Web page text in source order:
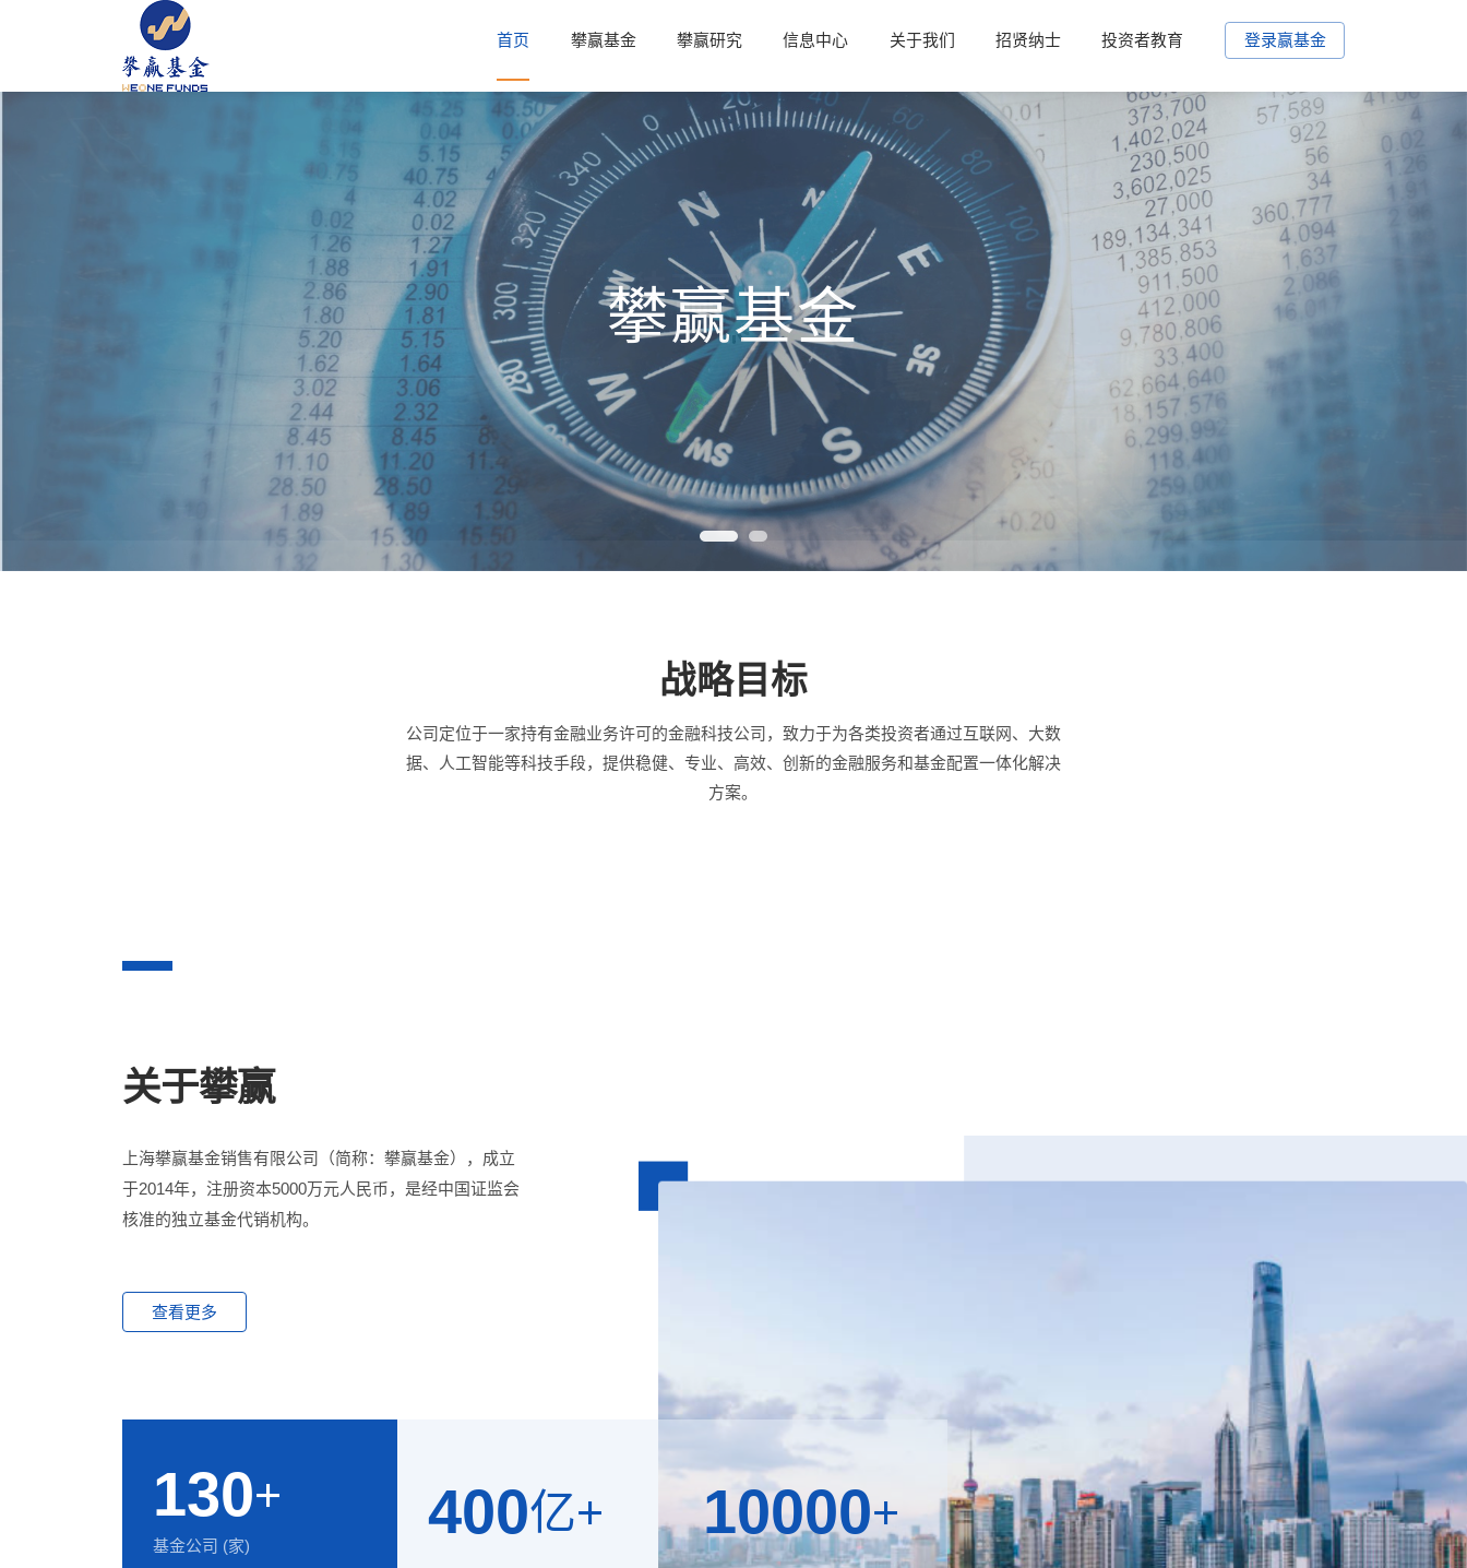
登录赢基金
首页 攀赢基金 攀赢研究 信息中心 关于我们 招贤纳士 投资者教育
攀赢基金
攀赢基金
战略目标
公司定位于一家持有金融业务许可的金融科技公司，致力于为各类投资者通过互联网、大数
据、人工智能等科技手段，提供稳健、专业、高效、创新的金融服务和基金配置一体化解决
方案。
关于攀赢
上海攀赢基金销售有限公司（简称：攀赢基金），成立
于2014年，注册资本5000万元人民币，是经中国证监会
核准的独立基金代销机构。
查看更多
130+
基金公司 (家) 400亿+ 10000+
基金产品数(只)